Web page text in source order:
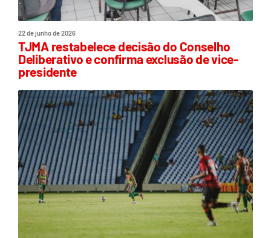
22 de junho de 2026
TJMA restabelece decisão do Conselho
Deliberativo e confirma exclusão de vice-
presidente